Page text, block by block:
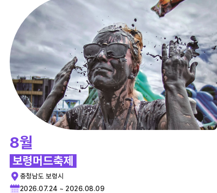
8월
보령머드축제
충청남도 보령시
2026.07.24 ~ 2026.08.09